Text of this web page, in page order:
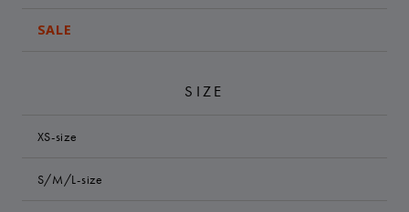
SALE
SIZE
XS-size
S/M/L-size